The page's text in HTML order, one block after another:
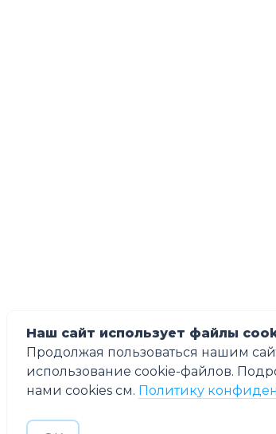
Наш сайт использует файлы
Продолжая пользоваться нашим
использование cookie-файлов.
нами cookies см. Политику